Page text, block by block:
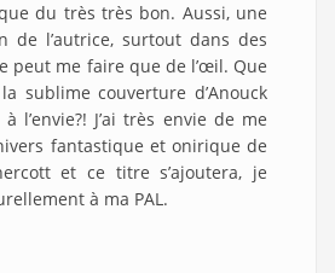
du très très bon. Aussi, une
de l’autrice, surtout dans des
peut me faire que de l’œil. Que
sublime couverture d’Anouck
l’envie?! J’ai très envie de me
fantastique et onirique de
et ce titre s’ajoutera, je
à ma PAL.